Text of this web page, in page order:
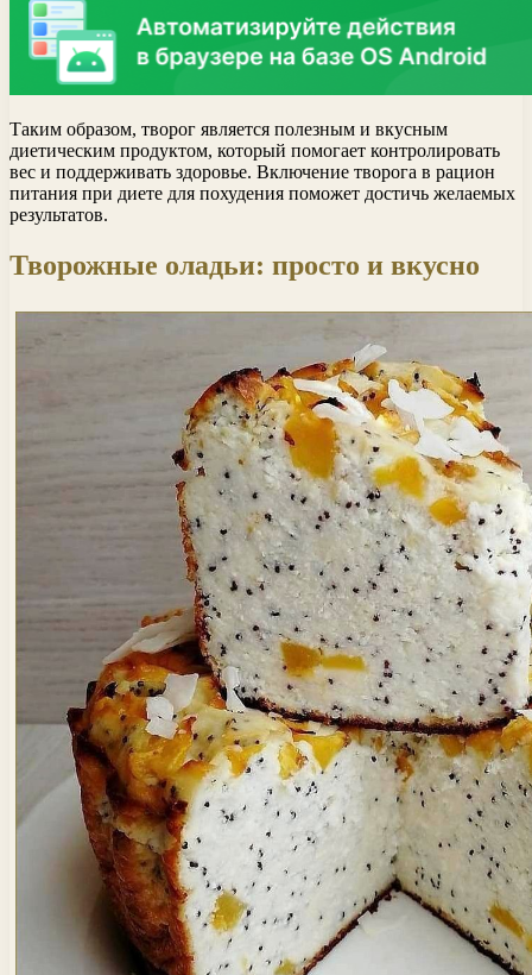
Таким образом, творог является полезным и вкусным
диетическим продуктом, который помогает контролировать
вес и поддерживать здоровье. Включение творога в рацион
питания при диете для похудения поможет достичь желаемых
результатов.
Творожные оладьи: просто и вкусно